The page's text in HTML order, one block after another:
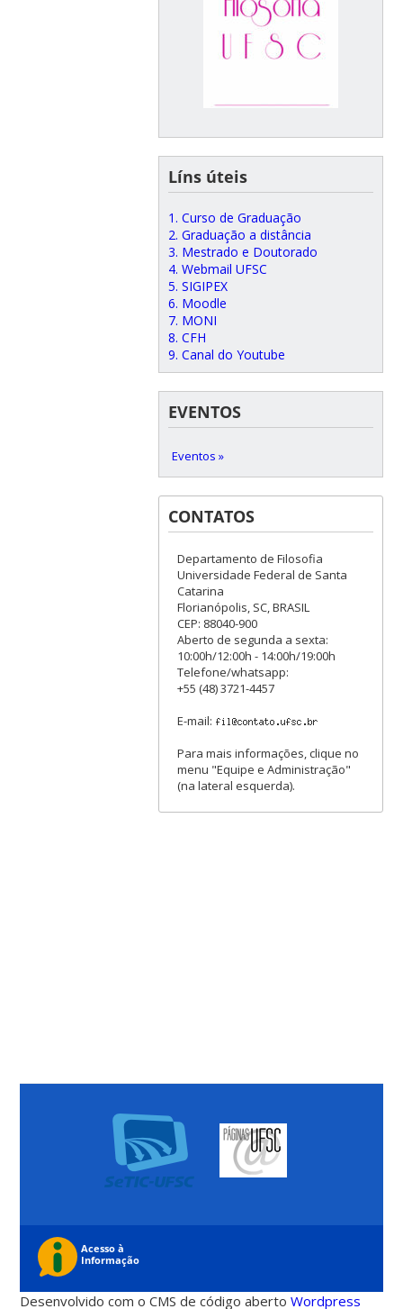
Líns úteis
1. Curso de Graduação
2. Graduação a distância
3. Mestrado e Doutorado
4. Webmail UFSC
5. SIGIPEX
6. Moodle
7. MONI
8. CFH
9. Canal do Youtube
EVENTOS
Eventos »
CONTATOS
Departamento de Filosofia
Universidade Federal de Santa
Catarina
Florianópolis, SC, BRASIL
CEP: 88040-900
Aberto de segunda a sexta:
10:00h/12:00h - 14:00h/19:00h
Telefone/whatsapp:
+55 (48) 3721-4457
E-mail:
Para mais informações, clique no
menu "Equipe e Administração"
(na lateral esquerda).
Desenvolvido com o CMS de código abertoWordpress